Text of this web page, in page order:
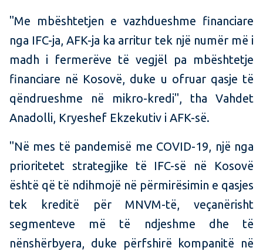
"Me mbështetjen e vazhdueshme financiare
nga IFC-ja, AFK-ja ka arritur tek një numër më i
madh i fermerëve të vegjël pa mbështetje
financiare në Kosovë, duke u ofruar qasje të
qëndrueshme në mikro-kredi", tha Vahdet
Anadolli, Kryeshef Ekzekutiv i AFK-së.
"Në mes të pandemisë me COVID-19, një nga
prioritetet strategjike të IFC-së në Kosovë
është që të ndihmojë në përmirësimin e qasjes
tek kreditë për MNVM-të, veçanërisht
segmenteve më të ndjeshme dhe të
nënshërbyera, duke përfshirë kompanitë në